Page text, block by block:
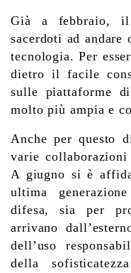
Già a febbraio,
sacerdoti ad
tecnologia. Per
dietro il facile
sulle piattaforme
molto più ampia e
Anche per questo
varie
A giugno si è
ultima
difesa, sia per
arrivano
dell’uso
della